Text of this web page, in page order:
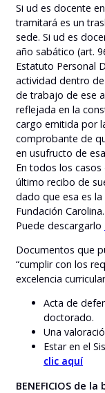
Si ud es docente
tramitará es un
sede. Si ud es
año sabático (art.
Estatuto Personal
actividad dentro
de trabajo de ese
reflejada en la
cargo emitida por
comprobante de
en usufructo de
En todos los
último recibo de
dado que esa es
Fundación Carolina.
Puede descargarlo
Documentos que
“cumplir con los
excelencia
Acta de
doctorado.
Una
Estar en el
clic aquí
BENEFICIOS de